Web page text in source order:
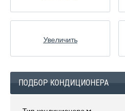
Увеличить
ПОДБОР КОНДИЦИОНЕРА